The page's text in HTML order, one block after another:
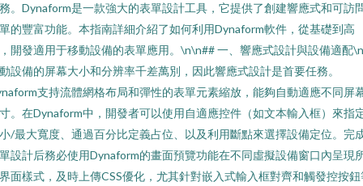
。Dynaform是一款強大的表單設計工具，它提供了創建響應式和可訪
的豐富功能。本指南詳細介紹了如何利用Dynaform軟件，從基礎到高
，開發適用于移動設備的表單應用。\n\n## 一、響應式設計與設備適配
設備的屏幕大小和分辨率千差萬別，因此響應式設計是首要任務。
支持流體網格布局和彈性的表單元素縮放，能夠自動適應不同屏
。在Dynaform中，開發者可以使用自適應控件（如文本輸入框）來指
/最大寬度、通過百分比定義占位、以及利用斷點來選擇設備定位。完
設計后務必使用Dynaform的畫面預覽功能在不同虛擬設備窗口內呈現
面樣式，及時上傳CSS優化，尤其針對嵌入式輸入框對齊和觸發控按